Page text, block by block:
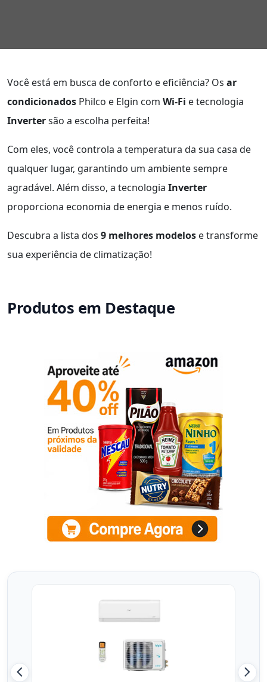
Você está em busca de conforto e eficiência? Os ar
condicionados Philco e Elgin com Wi-Fi e tecnologia
Invertersão a escolha perfeita!
Com eles, você controla a temperatura da sua casa de
qualquer lugar, garantindo um ambiente sempre
agradável. Além disso, a tecnologia Inverter
proporciona economia de energia e menos ruído.
Descubra a lista dos 9 melhores modelos e transforme
sua experiência de climatização!
Produtos em Destaque